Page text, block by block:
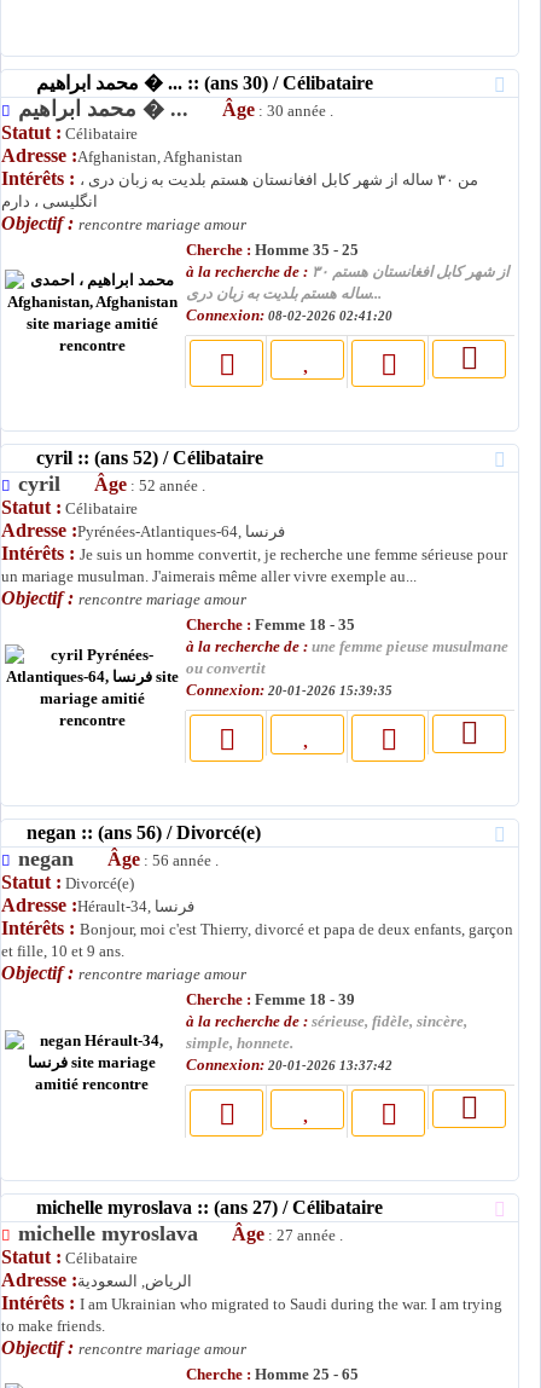
محمد ابراهیم � ... :: (ans 30) / Célibataire
محمد ابراهیم � ... Âge : 30 année .
Statut : Célibataire
Adresse :Afghanistan, Afghanistan
Intérêts : من ۳۰ ساله از شهر کابل افغانستان هستم بلدیت به زبان دری ،
انگلیسی ، دارم
Objectif : rencontre mariage amour
Cherche : Homme 35 - 25
à la recherche de : از شهر کابل افغانستان هستم ۳۰
ساله هستم بلدیت به زبان دری...
Connexion: 08-02-2026 02:41:20
cyril :: (ans 52) / Célibataire
cyril Âge : 52 année .
Statut : Célibataire
Adresse : Pyrénées-Atlantiques-64, فرنسا
Intérêts : Je suis un homme convertit, je recherche une femme sérieuse pour
un mariage musulman. J'aimerais même aller vivre exemple au...
Objectif : rencontre mariage amour
Cherche : Femme 18 - 35
à la recherche de : une femme pieuse musulmane
ou convertit
Connexion: 20-01-2026 15:39:35
negan :: (ans 56) / Divorcé(e)
negan Âge : 56 année .
Statut : Divorcé(e)
Adresse : Hérault-34, فرنسا
Intérêts : Bonjour, moi c'est Thierry, divorcé et papa de deux enfants, garçon
et fille, 10 et 9 ans.
Objectif : rencontre mariage amour
Cherche : Femme 18 - 39
à la recherche de : sérieuse, fidèle, sincère,
simple, honnete.
Connexion: 20-01-2026 13:37:42
michelle myroslava :: (ans 27) / Célibataire
michelle myroslava Âge : 27 année .
Statut : Célibataire
Adresse :الرياض, السعودية
Intérêts : I am Ukrainian who migrated to Saudi during the war. I am trying
to make friends.
Objectif : rencontre mariage amour
Cherche : Homme 25 - 65